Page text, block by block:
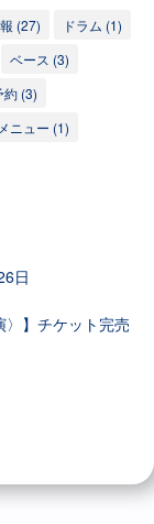
(27) ドラム (1)
ベース (3)
約 (3)
ニュー (1)
日
〉】チケット完売